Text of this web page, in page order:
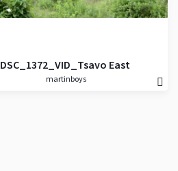
DSC_1372_VID_Tsavo East
NP_slon africky
martinboys